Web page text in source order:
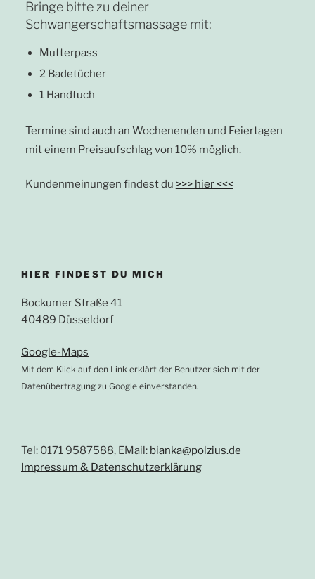
Bringe bitte zu deiner
Schwangerschaftsmassage mit:
Mutterpass
2 Badetücher
1 Handtuch
Termine sind auch an Wochenenden und Feiertagen
mit einem Preisaufschlag von 10% möglich.
Kundenmeinungen findest du >>> hier <<<
HIER FINDEST DU MICH
Bockumer Straße 41
40489 Düsseldorf
Google-Maps
Mit dem Klick auf den Link erklärt der Benutzer sich mit der
Datenübertragung zu Google einverstanden.
Tel: 0171 9587588, EMail: bianka@polzius.de
Impressum & Datenschutzerklärung